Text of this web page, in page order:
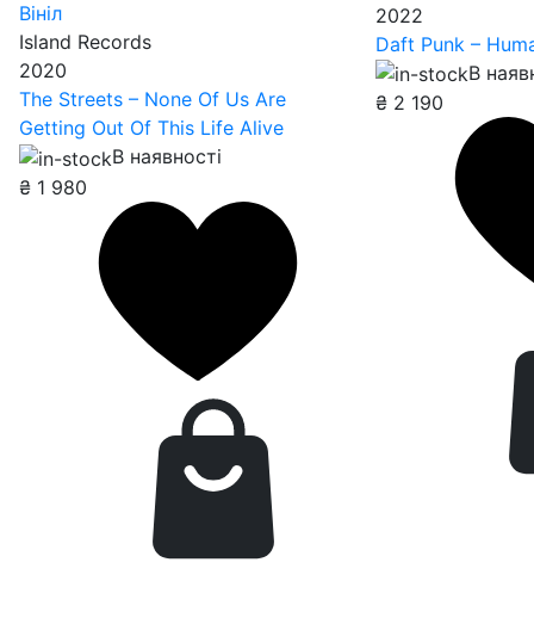
Вініл
Island Records
2020
The Streets – None Of Us Are
Getting Out Of This Life Alive
В наявності
₴ 1 980
2022
Daft Punk –
В
₴ 2 190